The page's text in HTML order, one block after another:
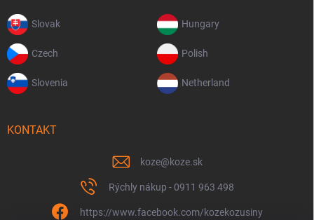
Slovak Hungary
Czech Polish
Slovenia Netherland
KONTAKT
koze@koze.sk
Rýchly nákup - 0911 963 498
https://www.facebook.com/kozekozusiny